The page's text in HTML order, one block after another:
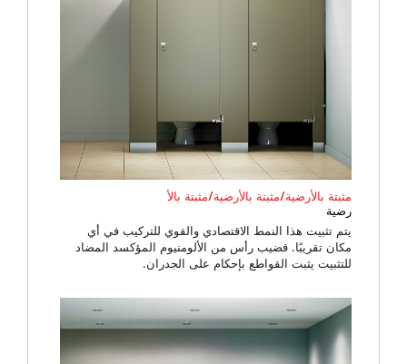
مثبتة بالأرضية/مثبتة بالأرضية/مثبتة بالأ
رضية
يتم تثبيت هذا النمط الاقتصادي والقوي للتركيب في أي
مكان تقريبًا. قضيب رأس من الألومنيوم المؤكسد المضاد
للتثبيت يثبت القواطع بإحكام على الجدران.